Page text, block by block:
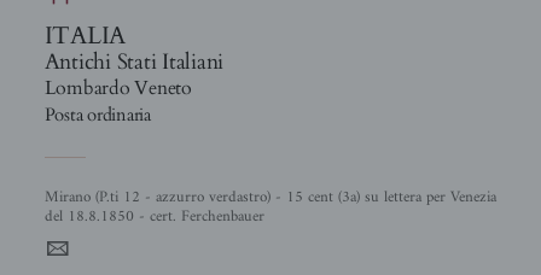
ITALIA
Antichi Stati Italiani
Lombardo Veneto
Posta ordinaria
Mirano (P.ti 12 - azzurro verdastro) - 15 cent (3a) su lettera per Venezia
del 18.8.1850 - cert. Ferchenbauer
4